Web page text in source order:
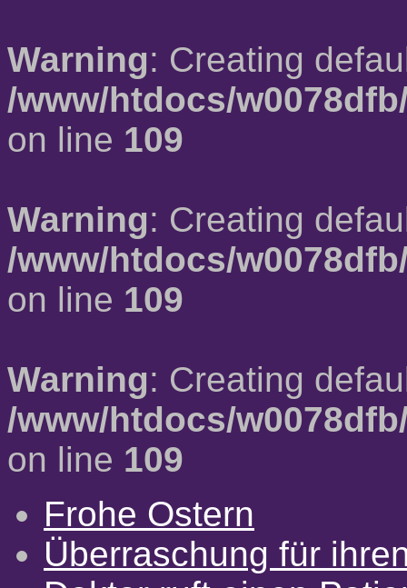
Warning: Creating
/www/htdocs/
on line 109
Warning: Creating
/www/htdocs/
on line 109
Warning: Creating
/www/htdocs/
on line 109
Frohe Ostern
Überraschung für